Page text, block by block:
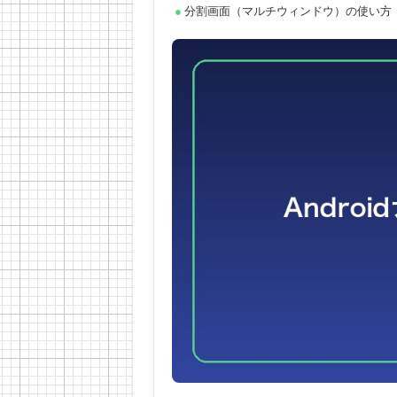
分割画面（マルチウィンドウ）の使い方